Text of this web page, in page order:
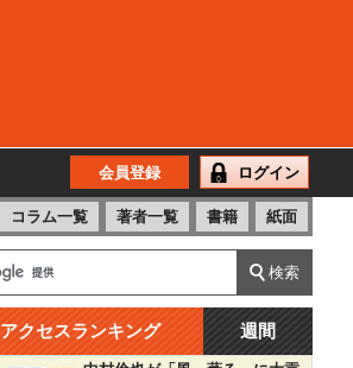
会員登録 ログイン
コラム一覧 著者一覧 書籍 紙面
アクセスランキング 週間